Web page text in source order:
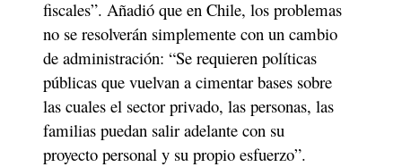
fiscales”. Añadió que en Chile, los problemas
no se resolverán simplemente con un cambio
de administración: “Se requieren políticas
públicas que vuelvan a cimentar bases sobre
las cuales el sector privado, las personas, las
familias puedan salir adelante con su
proyecto personal y su propio esfuerzo”.